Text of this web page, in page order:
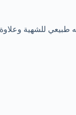
طبيعي للشهية